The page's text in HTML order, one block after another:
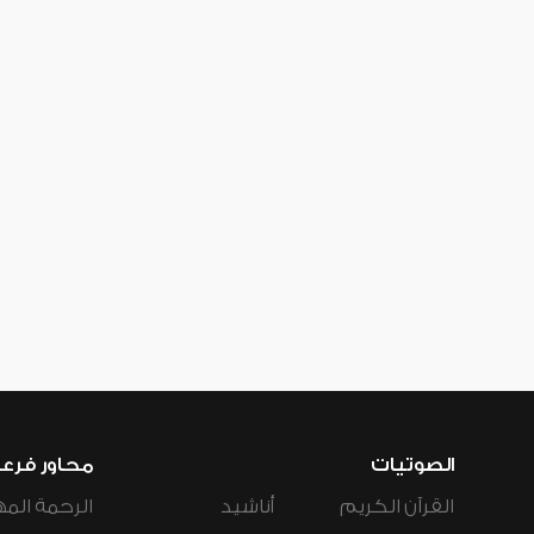
الصوتيات
القرآن الكريم
أناشيد
محاور
الرحمة